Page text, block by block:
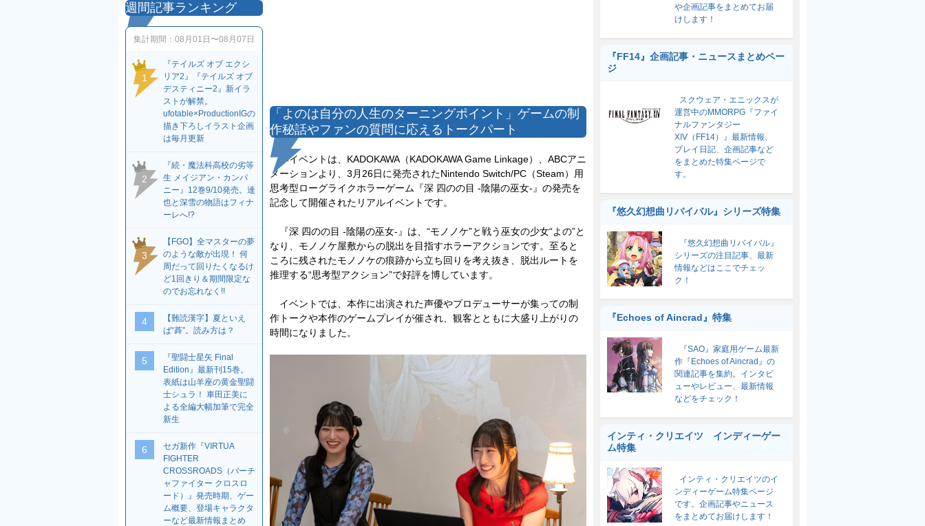
「よのは自分の人生のターニングポイント」ゲームの制
作秘話やファンの質問に応えるトークパート
本イベントは、KADOKAWA（KADOKAWA Game Linkage）、ABCアニ
メーションより、3月26日に発売されたNintendo Switch/PC（Steam）用
思考型ローグライクホラーゲーム『深 四のの目 -陰陽の巫女-』の発売を
記念して開催されたリアルイベントです。
『深 四のの目 -陰陽の巫女-』は、“モノノケ”と戦う巫女の少女“よの”と
なり、モノノケ屋敷からの脱出を目指すホラーアクションです。至ると
ころに残されたモノノケの痕跡から立ち回りを考え抜き、脱出ルートを
推理する“思考型アクション”で好評を博しています。
イベントでは、本作に出演された声優やプロデューサーが集っての制
作トークや本作のゲームプレイが催され、観客とともに大盛り上がりの
時間になりました。
週間記事ランキング
集計期間： 08月01日〜08月07日
1
『テイルズ オブ エクシ
リア2』『テイルズ オブ
デスティニー2』新イラ
ストが解禁。
ufotable×ProductionIGの
描き下ろしイラスト企画
は毎月更新
2
『続・魔法科高校の劣等
生 メイジアン・カンパ
ニー』12巻9/10発売。達
也と深雪の物語はフィナ
ーレへ!?
3
【FGO】全マスターの夢
のような敵が出現！ 何
周だって回りたくなるけ
ど1回きり＆期間限定な
のでお忘れなく!!
4
【難読漢字】夏といえ
ば“蕣”。読み方は？
5
『聖闘士星矢 Final
Edition』最新刊15巻。
表紙は山羊座の黄金聖闘
士シュラ！ 車田正美に
よる全編大幅加筆で完全
新生
6
セガ新作『VIRTUA
FIGHTER
CROSSROADS（バーチ
ャファイター クロスロ
ード）』発売時期、ゲー
ム概要、登場キャラクタ
ーなど最新情報まとめ
や企画記事をまとめてお届
けします！
『FF14』企画記事・ニュースまとめペー
ジ
スクウェア・エニックスが
運営中のMMORPG『ファイ
ナルファンタジー
XIV（FF14）』最新情報、
プレイ日記、企画記事など
をまとめた特集ページで
す。
『悠久幻想曲リバイバル』シリーズ特集
『悠久幻想曲リバイバル』
シリーズの注目記事、最新
情報などはここでチェッ
ク！
『Echoes of Aincrad』特集
『SAO』家庭用ゲーム最新
作『Echoes of Aincrad』の
関連記事を集約。インタビ
ューやレビュー、最新情報
などをチェック！
インティ・クリエイツ インディーゲー
ム特集
インティ・クリエイツのイ
ンディーゲーム特集ページ
です。企画記事やニュース
をまとめてお届けします！